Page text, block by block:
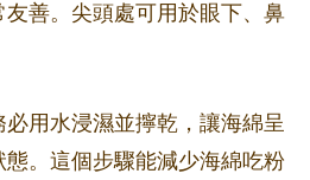
善。尖頭處可用於眼下、鼻
必用水浸濕並擰乾，讓海綿呈
。這個步驟能減少海綿吃粉